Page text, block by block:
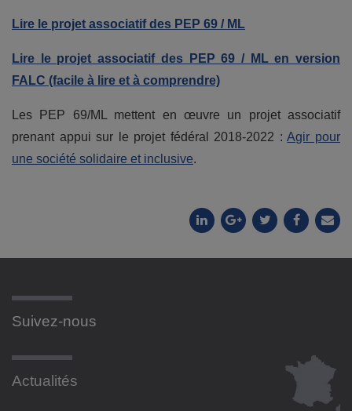
Lire le projet associatif des PEP 69 / ML
Lire le projet associatif des PEP 69 / ML en version
FALC (facile à lire et à comprendre)
Les PEP 69/ML mettent en œuvre un projet associatif
prenant appui sur le projet fédéral 2018-2022 :Agir pour
une société solidaire et inclusive.
Suivez-nous
Actualités